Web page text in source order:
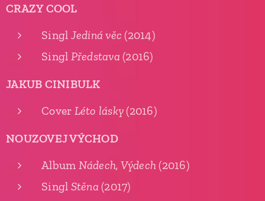
CRAZY COOL
Singl Jediná věc (2014)
Singl Představa (2016)
JAKUB CINIBULK
Cover Léto lásky(2016)
NOUZOVEJ VÝCHOD
Album Nádech, Výdech (2016)
Singl Stěna (2017)